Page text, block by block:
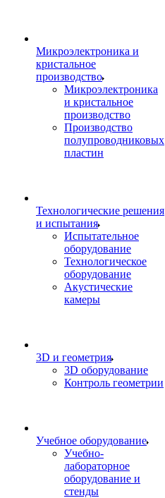
Микроэлектроника и
кристальное
производство
Микроэлектроника
и кристальное
производство
Производство
полупроводниковых
пластин
Технологические решения
и испытания
Испытательное
оборудование
Технологическое
оборудование
Акустические
камеры
3D и геометрия
3D оборудование
Контроль геометрии
Учебное оборудование
Учебно-
лабораторное
оборудование и
стенды